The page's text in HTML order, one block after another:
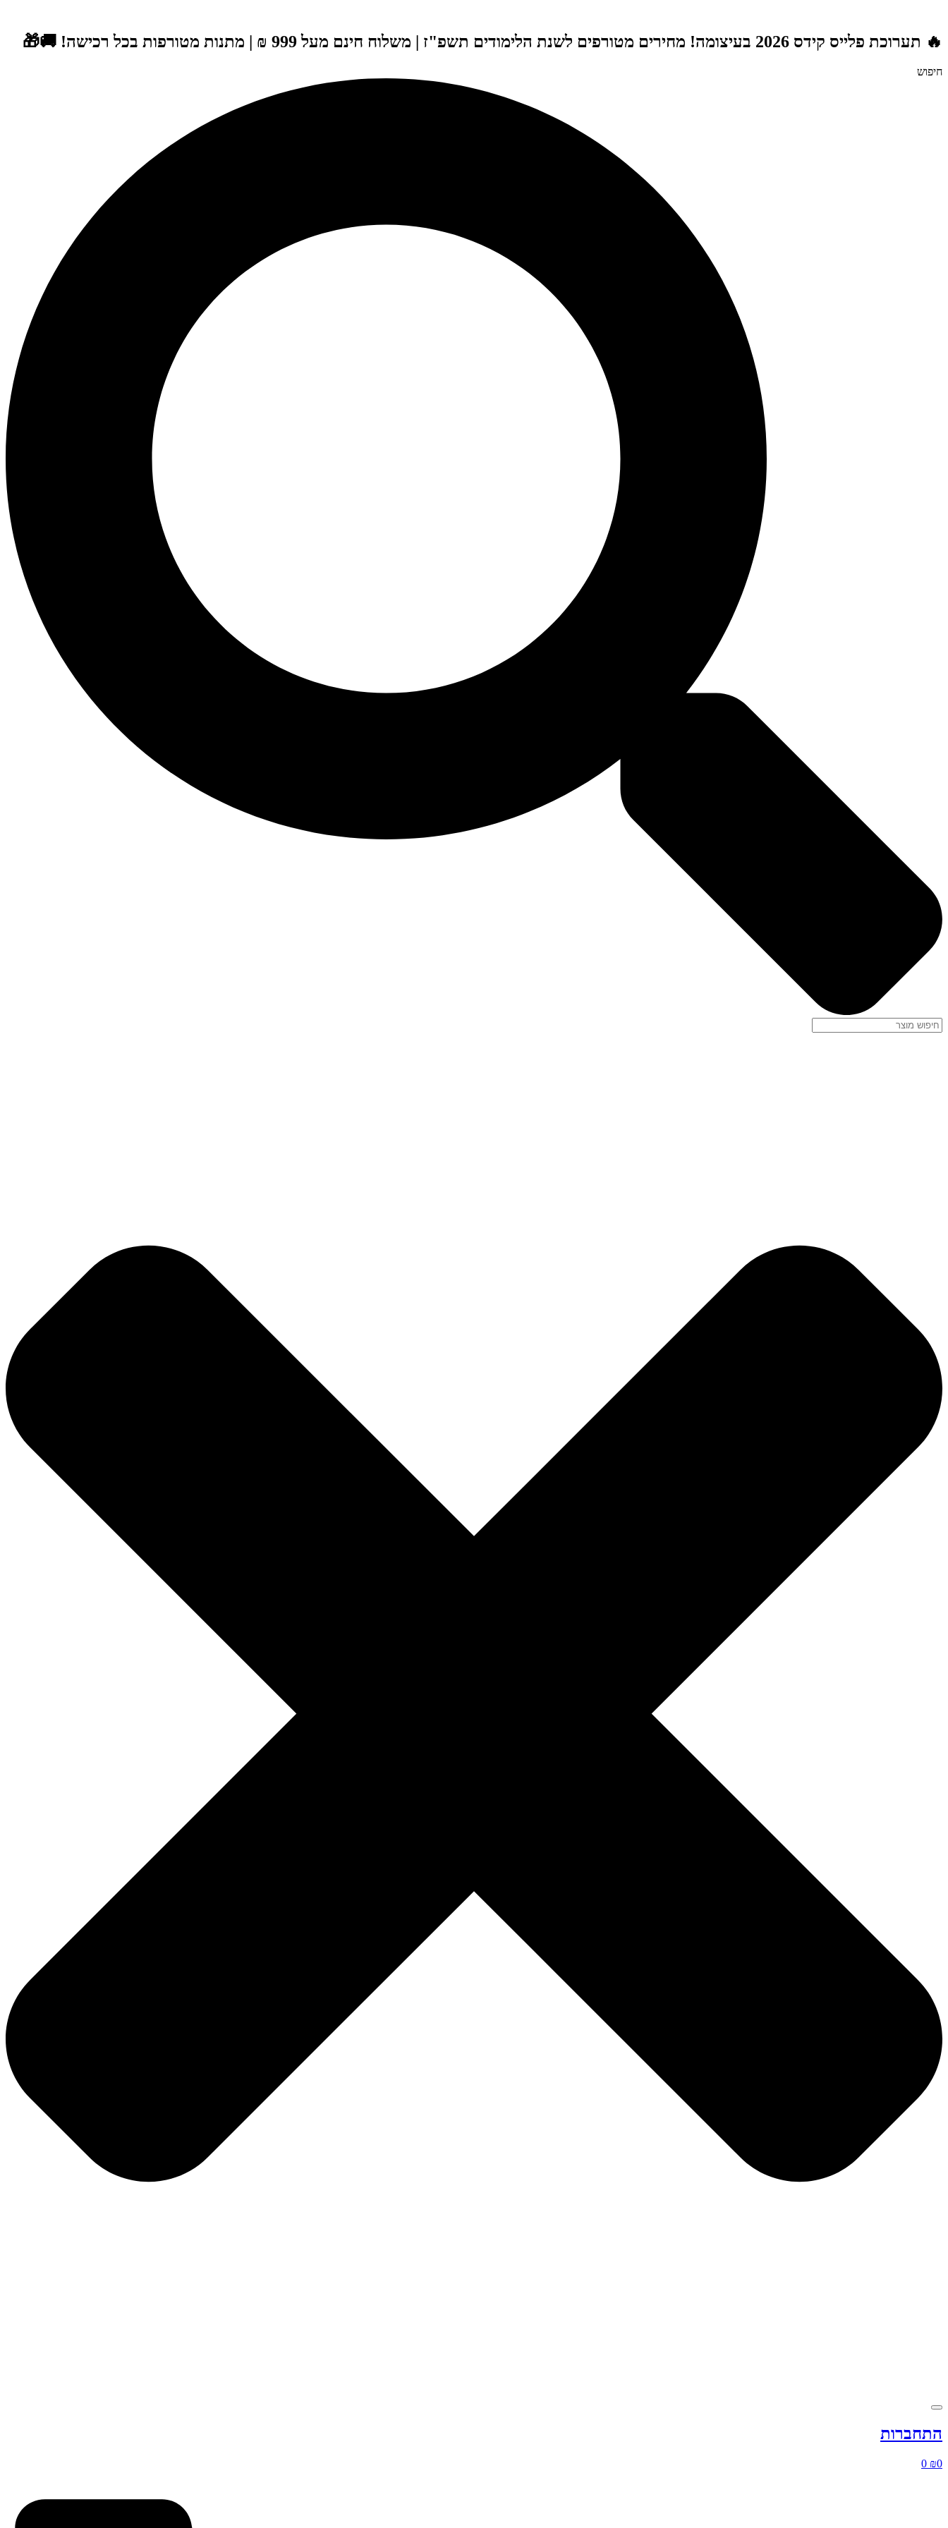
🔥 תערוכת פלייס קידס 2026 בעיצומה! מחירים מטורפים לשנת הלימודים תשפ"ז | משלוח חינם מעל 999 ₪ | מתנות מטורפות בכל רכישה! 🚚🎁
חיפוש
התחברות
₪0
0